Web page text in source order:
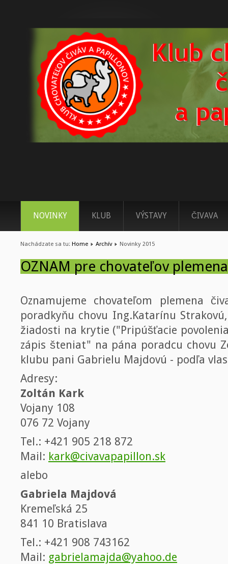
NOVINKY KLUB VÝSTAVY ČIVAVA
Nachádzate sa tu: Home Archív Novinky 2015
OZNAM pre chovateľov
Oznamujeme chovateľom plemena
poradkyňu chovu Ing.Katarínu
žiadosti na krytie ("Pripúšťacie
zápis šteniat" na pána poradcu chovu
klubu pani Gabrielu Majdovú - podľa
Adresy:
Zoltán Kark
Vojany 108
076 72 Vojany
Tel.: +421 905 218 872
Mail: kark@civavapapillon.sk
alebo
Gabriela Majdová
Kremeľská 25
841 10 Bratislava
Tel.: +421 908 743162
Mail: gabrielamajda@yahoo.de